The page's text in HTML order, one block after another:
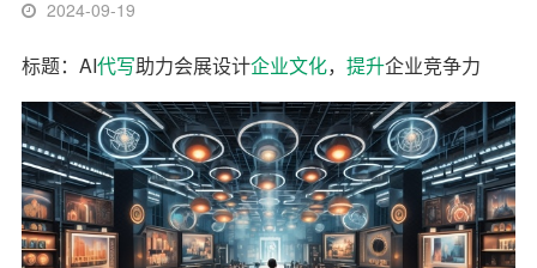
2024-09-19
标题：AI代写助力会展设计企业文化， 提升企业竞争力